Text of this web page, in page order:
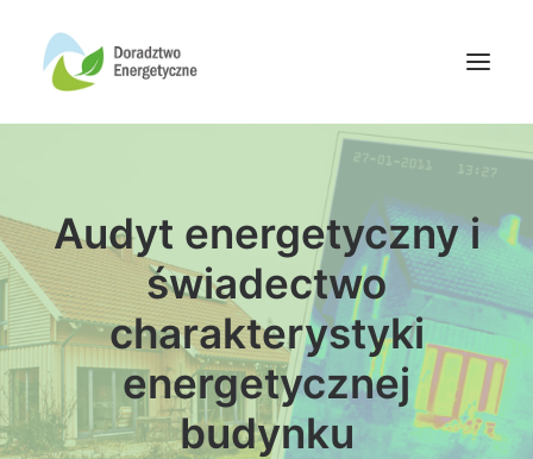
Aktualności
Wydarzenia
Oferta finansowania
Wiedza
Kontakt
Audyt energetyczny i
świadectwo
charakterystyki
energetycznej
budynku